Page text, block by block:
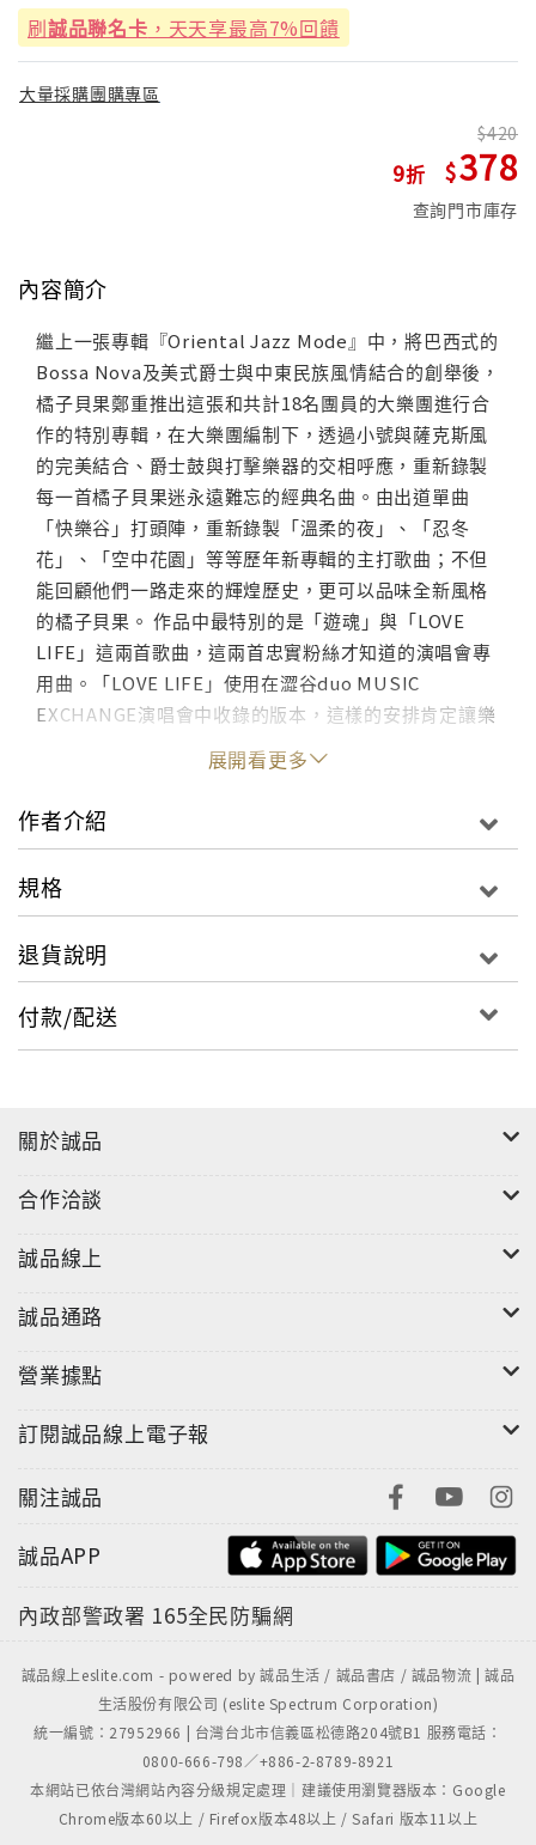
刷誠品聯名卡 ，天天享最高7%回饋
大量採購團購專區
9
420
378
查詢門市庫存
內容簡介
繼上一張專輯『Oriental Jazz Mode』中，將巴西式的
Bossa Nova及美式爵士與中東民族風情結合的創舉後，
橘子貝果鄭重推出這張和共計18名團員的大樂團進行合
作的特別專輯，在大樂團編制下，透過小號與薩克斯風
的完美結合、爵士鼓與打擊樂器的交相呼應，重新錄製
每一首橘子貝果迷永遠難忘的經典名曲。由出道單曲
「快樂谷」打頭陣，重新錄製「溫柔的夜」、「忍冬
花」、「空中花園」等等歷年新專輯的主打歌曲；不但
能回顧他們一路走來的輝煌歷史，更可以品味全新風格
的橘子貝果。 作品中最特別的是「遊魂」與「LOVE
LIFE」這兩首歌曲，這兩首忠實粉絲才知道的演唱會專
用曲。「LOVE LIFE」使用在澀谷duo MUSIC
EXCHANGE演唱會中收錄的版本，這樣的安排肯定讓樂
展開看更多
作者介紹
規格
退貨說明
付款/配送
關於誠品
合作洽談
誠品線上
誠品通路
營業據點
訂閱誠品線上電子報
關注誠品
誠品APP
內政部警政署 165全民防騙網
誠品線上eslite.com - powered by 誠品生活 / 誠品書店 / 誠品物流 | 誠品
生活股份有限公司 (eslite Spectrum Corporation)
統一編號：27952966 | 台灣台北市信義區松德路204號B1 服務電話：
0800-666-798／+886-2-8789-8921
本網站已依台灣網站內容分級規定處理｜建議使用瀏覽器版本：Google
Chrome版本60以上 / Firefox版本48以上 / Safari 版本11以上